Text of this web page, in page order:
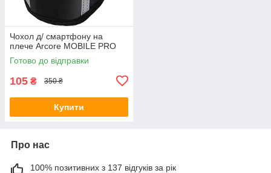
Чохол д/ смартфону на
плече Arcore MOBILE PRO
Готово до відправки
105 ₴ 350 ₴
Купити
Про нас
100% позитивних з 137 відгуків за рік